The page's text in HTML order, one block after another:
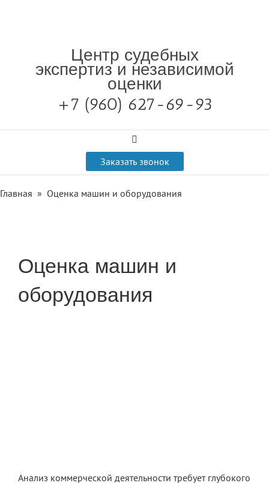
Центр судебных
экспертиз и независимой
оценки
+7 (960) 627-69-93

Заказать звонок
Главная » Оценка машин и оборудования
Оценка машин и
оборудования
Анализ коммерческой деятельности требует глубокого